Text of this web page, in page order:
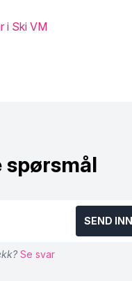
i Ski VM
spørsmål
SEND
Se svar